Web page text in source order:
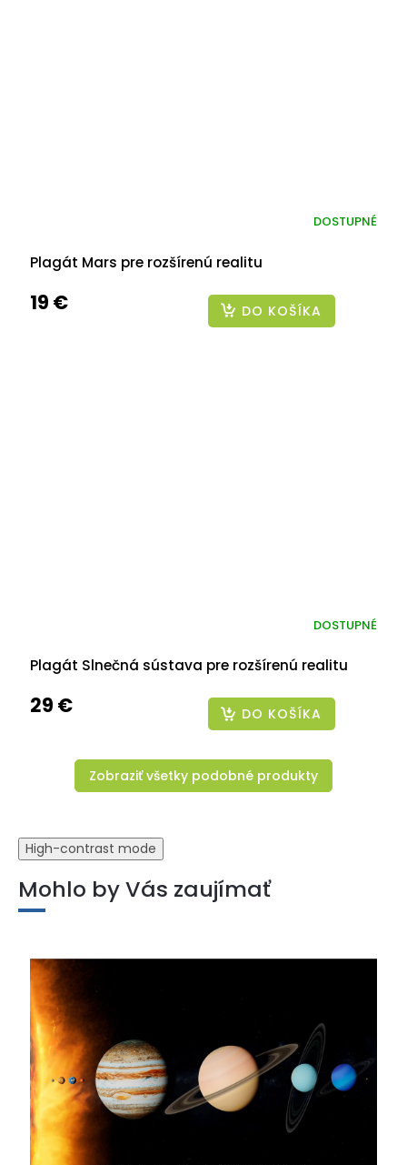
Plagát Mars pre rozšírenú realitu
DOSTUPNÉ
19 € DO KOŠÍKA
Plagát Slnečná sústava pre rozšírenú realitu
DOSTUPNÉ
29 € DO KOŠÍKA
Zobraziť všetky podobné produkty
High-contrast mode
Mohlo by Vás zaujímať